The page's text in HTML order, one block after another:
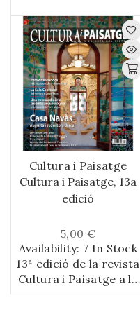
paper.
Cultura i Paisatge
Cultura i Paisatge, 13a
edició
5,00 €
Availability: 7 In Stock
13ª edició de la revista
Cultura i Paisatge a la
Ruta del Cister, en